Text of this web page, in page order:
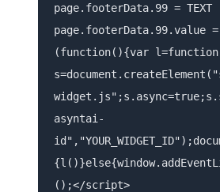
page.footerData.99 = TEXT
page.footerData.99.value
(function(){var
asyntai-
();</script>